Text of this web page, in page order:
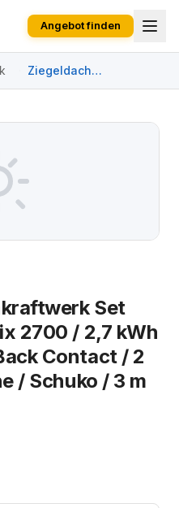
Angebot finden
Ziegeldach
Balkonkraftwerk Set
2700 / 2,7 kWh /
m
Set
2700 / 2,7 kWh
Contact / 2
/ Schuko / 3 m